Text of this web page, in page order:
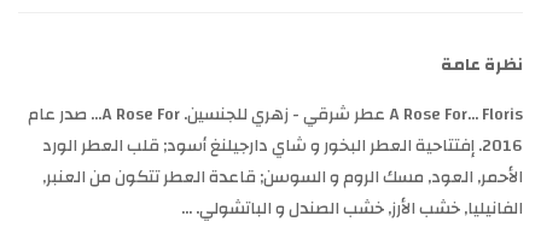
نظرة عامة
A Rose For... Floris عطر شرقي - زهري للجنسين. A Rose For... صدر عام
2016. إفتتاحية العطر البخور و شاي دارجيلنغ أسود; قلب العطر الورد
الأحمر, العود, مسك الروم و السوسن; قاعدة العطر تتكون من العنبر,
الفانيليا, خشب الأرز, خشب الصندل و الباتشولي. ...